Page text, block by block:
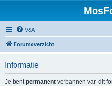
V&A
Forumoverzicht
Informatie
Je bentpermanent verbannen van dit